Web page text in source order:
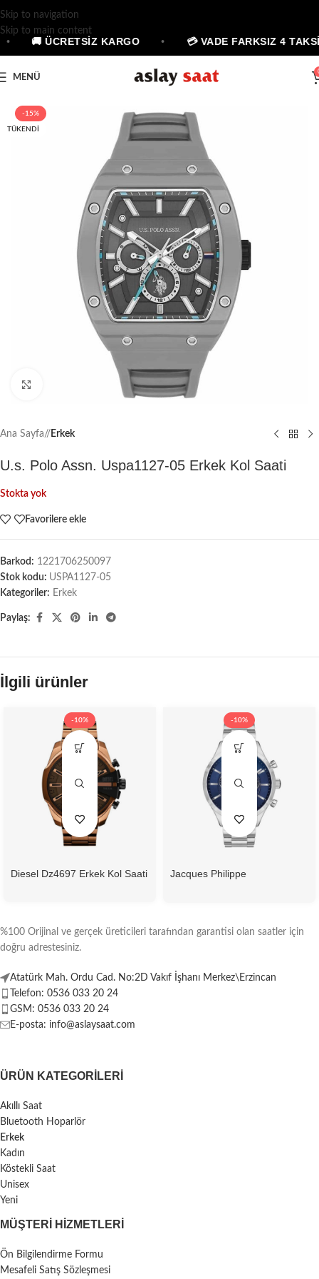
Skip to navigation
Skip to main content
🚚 ÜCRETSİZ KARGO 💳 VADE FARKSIZ 4
MENÜ
-15%
TÜKENDI
Büyütmek için tıklayın
Ana Sayfa/ Erkek
U.s. Polo Assn. Uspa1127-05 Erkek Kol Saati
Stokta yok
Favorilere ekle
Barkod: 1221706250097
Stok kodu: USPA1127-05
Kategoriler: Erkek
Paylaş:
İlgili ürünler
-10%
Diesel Dz4697 Erkek Kol Saati
-10%
Jacques Philippe
%100 Orijinal ve gerçek üreticileri tarafından garantisi olan saatler için
doğru adrestesiniz.
Atatürk Mah. Ordu Cad. No:2D Vakıf İşhanı Merkez\Erzincan
Telefon: 0536 033 20 24
GSM: 0536 033 20 24
E-posta: info@aslaysaat.com
ÜRÜN KATEGORILERI
Akıllı Saat
Bluetooth Hoparlör
Erkek
Kadın
Köstekli Saat
Unisex
Yeni
MÜŞTERI HIZMETLERI
Ön Bilgilendirme Formu
Mesafeli Satış Sözleşmesi